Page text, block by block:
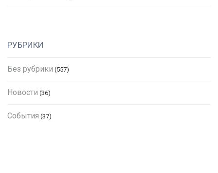
РУБРИКИ
Без рубрики (557)
Новости (36)
События (37)